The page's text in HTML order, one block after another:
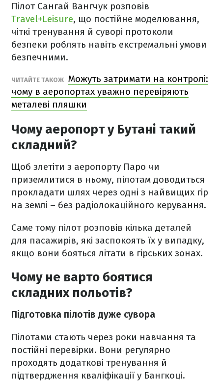
Пілот Сангай Вангчук розповів
Travel+Leisure, що постійне моделювання,
чіткі тренування й суворі протоколи
безпеки роблять навіть екстремальні умови
безпечними.
ЧИТАЙТЕ ТАКОЖ Можуть затримати на контролі:
чому в аеропортах уважно перевіряють
металеві пляшки
Чому аеропорт у Бутані такий
складний?
Щоб злетіти з аеропорту Паро чи
приземлитися в ньому, пілотам доводиться
прокладати шлях через одні з найвищих гір
на землі – без радіолокаційного керування.
Саме тому пілот розповів кілька деталей
для пасажирів, які заспокоять їх у випадку,
якщо вони бояться літати в гірських зонах.
Чому не варто боятися
складних польотів?
Підготовка пілотів дуже сувора
Пілотами стають через роки навчання та
постійні перевірки. Вони регулярно
проходять додаткові тренування й
підтвердження кваліфікації у Бангкоці.